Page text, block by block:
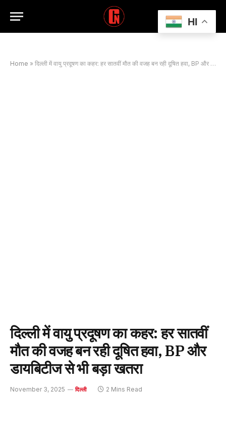
Home » दिल्ली में वायु प्रदूषण का कहर: हर सातवीं मौत की वजह बन रही दूषित हवा, BP और डायबिटीज से भी बड़ा खतरा
दिल्ली में वायु प्रदूषण का कहर: हर सातवीं
मौत की वजह बन रही दूषित हवा, BP और
डायबिटीज से भी बड़ा खतरा
November 3, 2025 दिल्ली 2 Mins Read
HI